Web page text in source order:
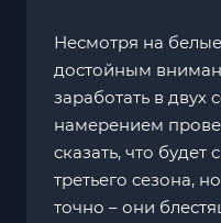
Несмотря на
достойным
заработать в двух
намерением
сказать, что будет
третьего сезона,
точно – они